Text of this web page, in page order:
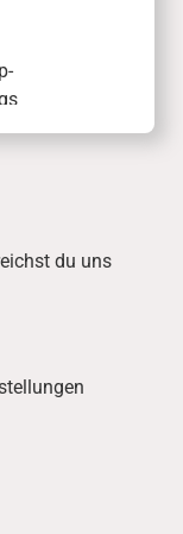
du uns